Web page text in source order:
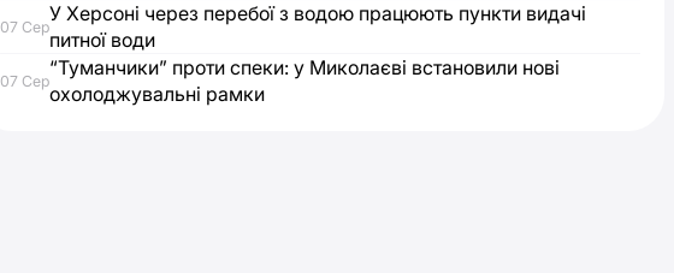
07 Сер
У Херсоні через перебої з водою працюють пункти видачі
питної води
07 Сер
“Туманчики” проти спеки: у Миколаєві встановили нові
охолоджувальні рамки